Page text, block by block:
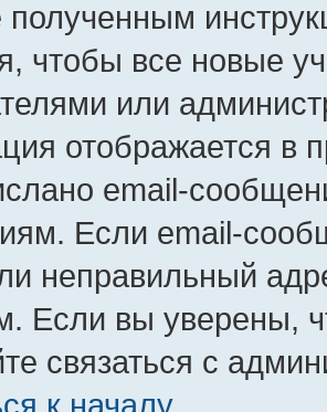
полученным
чтобы все новые
или
отображается в
email-
Если email-
неправильный
Если вы уверены,
связаться с
к началу